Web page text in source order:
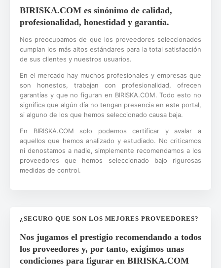
BIRISKA.COM es sinónimo de calidad,
profesionalidad, honestidad y garantía.
Nos preocupamos de que los proveedores seleccionados
cumplan los más altos estándares para la total satisfacción
de sus clientes y nuestros usuarios.
En el mercado hay muchos profesionales y empresas que
son honestos, trabajan con profesionalidad, ofrecen
garantías y que no figuran en BIRISKA.COM. Todo esto no
significa que algún día no tengan presencia en este portal,
si alguno de los que hemos seleccionado causa baja.
En BIRISKA.COM solo podemos certificar y avalar a
aquellos que hemos analizado y estudiado. No criticamos
ni denostamos a nadie, simplemente recomendamos a los
proveedores que hemos seleccionado bajo rigurosas
medidas de control.
¿SEGURO QUE SON LOS MEJORES PROVEEDORES?
Nos jugamos el prestigio recomendando a todos
los proveedores y, por tanto, exigimos unas
condiciones para figurar en BIRISKA.COM